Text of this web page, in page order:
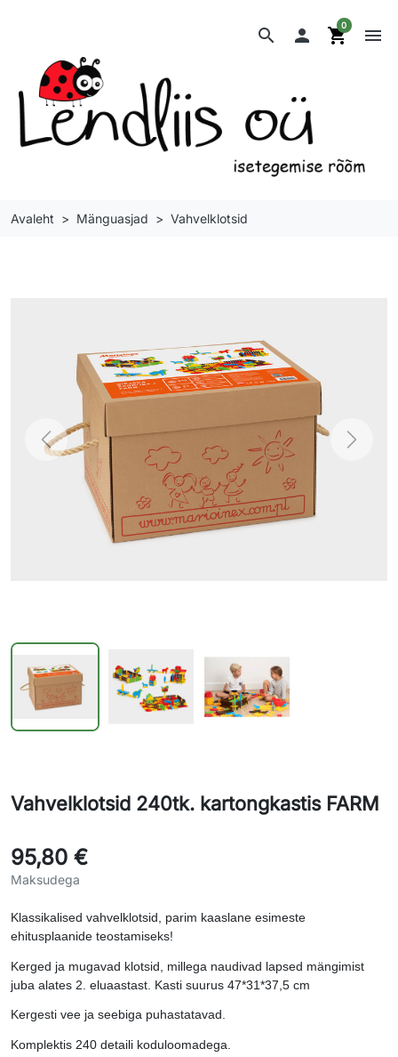
search  shopping_cart
0 menu
Avaleht Mänguasjad Vahvelklotsid
Previous Next
Vahvelklotsid 240tk. kartongkastis FARM
95,80 €
Maksudega
Klassikalised vahvelklotsid, parim kaaslane esimeste
ehitusplaanide teostamiseks!
Kerged ja mugavad klotsid, millega naudivad lapsed mängimist
juba alates 2. eluaastast. Kasti suurus 47*31*37,5 cm
Kergesti vee ja seebiga puhastatavad.
Komplektis 240 detaili koduloomadega.